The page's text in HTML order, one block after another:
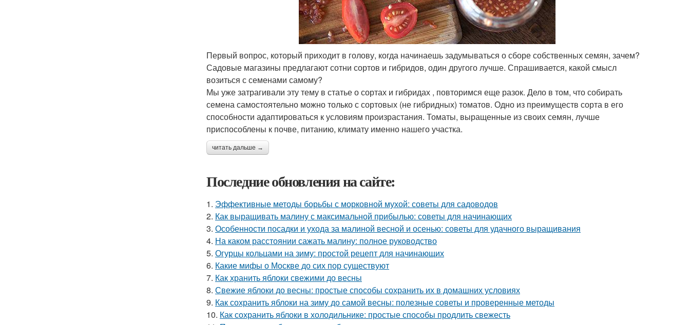
Первый вопрос, который приходит в голову, когда начинаешь задумываться о сборе собственных семян, зачем?
Садовые магазины предлагают сотни сортов и гибридов, один другого лучше. Спрашивается, какой смысл
возиться с семенами самому?
Мы уже затрагивали эту тему в статье о сортах и гибридах , повторимся еще разок. Дело в том, что собирать
семена самостоятельно можно только с сортовых (не гибридных) томатов. Одно из преимуществ сорта в его
способности адаптироваться к условиям произрастания. Томаты, выращенные из своих семян, лучше
приспособлены к почве, питанию, климату именно нашего участка.
читать дальше →
Последние обновления на сайте:
1. Эффективные методы борьбы с морковной мухой: советы для садоводов
2. Как выращивать малину с максимальной прибылью: советы для начинающих
3. Особенности посадки и ухода за малиной весной и осенью: советы для удачного выращивания
4. На каком расстоянии сажать малину: полное руководство
5. Огурцы кольцами на зиму: простой рецепт для начинающих
6. Какие мифы о Москве до сих пор существуют
7. Как хранить яблоки свежими до весны
8. Свежие яблоки до весны: простые способы сохранить их в домашних условиях
9. Как сохранить яблоки на зиму до самой весны: полезные советы и проверенные методы
10. Как сохранить яблоки в холодильнике: простые способы продлить свежесть